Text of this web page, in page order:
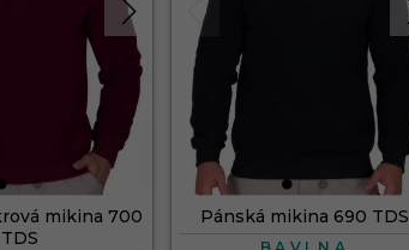
mikina 700
TDS
Pánská mikina 690 TDS